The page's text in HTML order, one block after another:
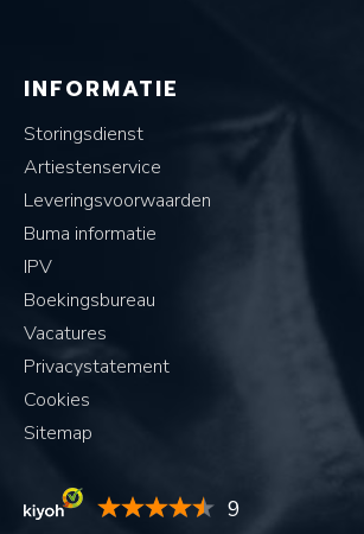
INFORMATIE
Storingsdienst
Artiestenservice
Leveringsvoorwaarden
Buma informatie
IPV
Boekingsbureau
Vacatures
Privacystatement
Cookies
Sitemap
9